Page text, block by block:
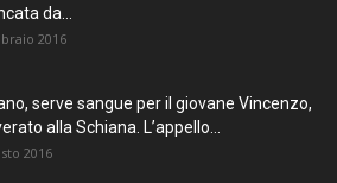
da...
2016
serve sangue per il giovane Vincenzo,
alla Schiana. L’appello...
2016